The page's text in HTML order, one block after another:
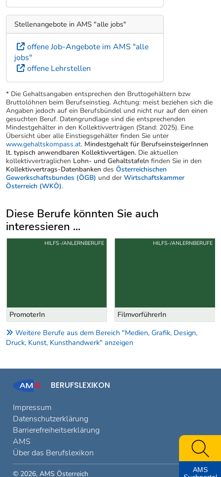
Stellenangebote in AMS "alle jobs"
offene Job-Angebote im AMS "alle
jobs"
offene Lehrstellen
* Die Gehaltsangaben entsprechen den Bruttogehältern bzw
Bruttolöhnen beim Berufseinstieg. Achtung: meist beziehen sich die
Angaben jedoch auf ein Berufsbündel und nicht nur auf den einen
gesuchten Beruf. Datengrundlage sind die entsprechenden
Mindestgehälter in den Kollektivverträgen (Stand: 2025). Eine
Übersicht über alle Einstiegsgehälter finden Sie unter
www.gehaltskompass.at. Mindestgehalt für BerufseinsteigerInnen
lt. typisch anwendbaren Kollektivvertägen. Die aktuellen
kollektivvertraglichen Lohn- und Gehaltstafeln finden Sie in den
Kollektivvertrags-Datenbanken des Österreichischen
Gewerkschaftsbundes (ÖGB) und der Wirtschaftskammer
Österreich (WKÖ).
Diese Berufe könnten Sie auch
interessieren ...
Uber weitere Berufsvorschläge
PromoterIn
HILFS-/ANLERNBERUFE
FilmvorführerIn
HILFS-/ANLERNBERUFE
Weitere Berufe aus dem Bereich "Medien, Grafik, Design,
Druck, Kunst, Kunsthandwerk" anzeigen
BERUFSLEXIKON
Impressum
Datenschutzerklärung
Barrierefreiheitserklärung
AMS
Über das Berufslexikon
© 2026, AMS Österreich
AMS